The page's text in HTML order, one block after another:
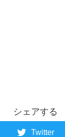
シェアする
Twitter